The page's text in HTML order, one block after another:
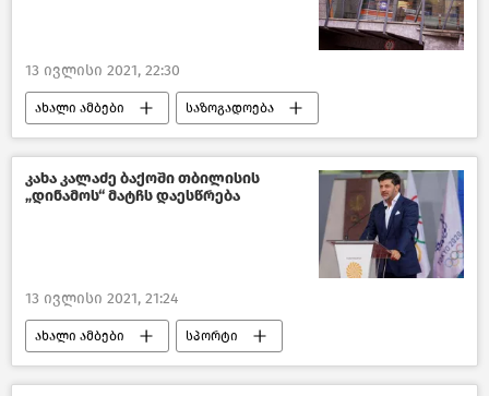
13 ივლისი 2021, 22:30
ახალი ამბები საზოგადოება
თბილისი დღეს საქართველო
კახა კალაძე ბაქოში თბილისის
„დინამოს“ მატჩს დაესწრება
13 ივლისი 2021, 21:24
ახალი ამბები სპორტი